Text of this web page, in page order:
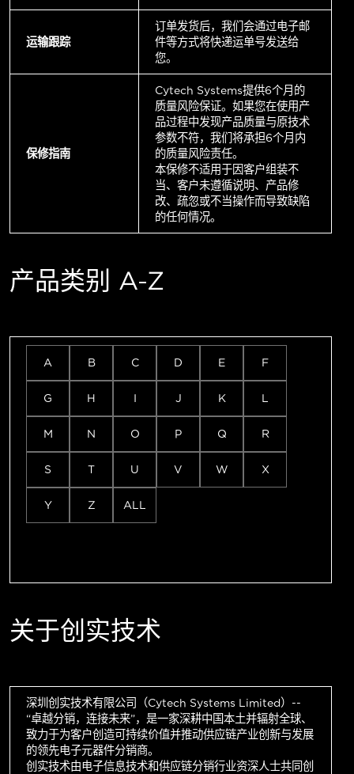
运输跟踪
订单发货后，我们会通过电子邮
件等方式将快递运单号发送给
您。
保修指南
Cytech Systems提供6个月的
质量风险保证。如果您在使用产
品过程中发现产品质量与原技术
参数不符，我们将承担6个月内
的质量风险责任。
本保修不适用于因客户组装不
当、客户未遵循说明、产品修
改、疏忽或不当操作而导致缺陷
的任何情况。
产品类别 A-Z
A B C D E F
G H I J K L
M N O P Q R
S T U V W X
Y Z ALL
关于创实技术
深圳创实技术有限公司（Cytech Systems Limited）--
“卓越分销，连接未来”，是一家深耕中国本土并辐射全球、
致力于为客户创造可持续价值并推动供应链产业创新与发展
的领先电子元器件分销商。
创实技术由电子信息技术和供应链分销行业资深人士共同创